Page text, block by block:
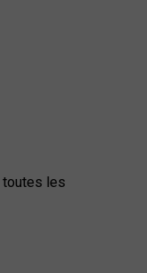
toutes les